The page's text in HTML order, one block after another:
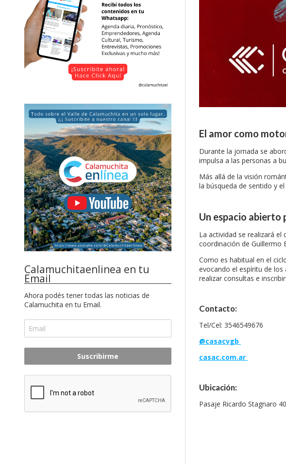
El amor como
Durante la jornada se
impulsa a las personas a
Más allá de la visión
la búsqueda de sentido y
Un espacio abierto
La actividad se realizará
coordinación de Guillermo
Como es habitual en el
evocando el espíritu de
realizar consultas e
Contacto:
Tel/Cel: 3546549676
@casacvgb
casac.com.ar
Ubicación:
Pasaje Ricardo Stagnaro
Calamuchitaenlinea en tu
Email
Ahora podés tener todas las noticias de
Calamuchita en tu Email.
Suscribirme